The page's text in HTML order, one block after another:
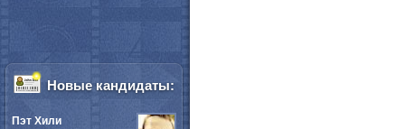
Новые кандидаты:
Пэт Хили